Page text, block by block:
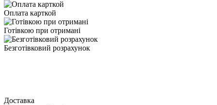
Оплата карткой
Готівкою при отримані
Безготівковий розрахунок
Доставка